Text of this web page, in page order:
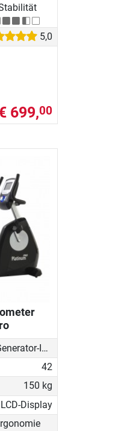
5,0
699,00
Generator-Induktionsbremse
42
150 kg
LCD-Display